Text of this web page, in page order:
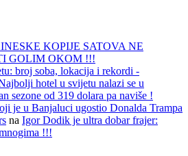
KOPIJE SATOVA NE
GOLIM OKOM !!!
broj soba, lokacija i rekordi -
hotel u svijetu nalazi se u
sezone od 319 dolara pa naviše !
je u Banjaluci ugostio Donalda Trampa
na Igor Dodik je ultra dobar frajer:
!!!